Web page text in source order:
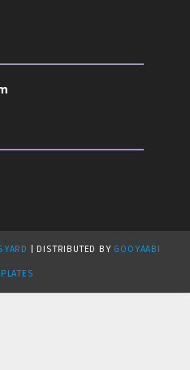
| DISTRIBUTED BY GOOYAABI